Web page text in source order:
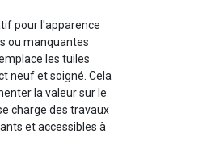
pour l'apparence
ou manquantes
les tuiles
neuf et soigné. Cela
la valeur sur le
charge des travaux
et accessibles à